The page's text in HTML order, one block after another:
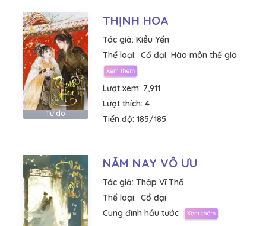
Tự do
THỊNH HOA
Tác giả: Kiều Yến
Thể loại: Cổ đại Hào môn thế gia
Lượt xem: 7,911
Lượt thích: 4
Tiến độ: 185/185
NĂM NAY VÔ ƯU
Tác giả: Thập Vĩ Thố
Thể loại: Cổ đại
Cung đình hầu tước